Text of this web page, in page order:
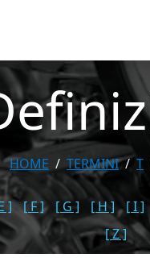
HOME TERMINI T
] [ F ] [ G ] [ H ] [ I ]
[ Z ]